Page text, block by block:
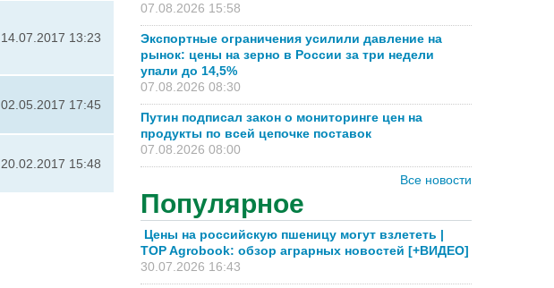
14.07.2017 13:23
02.05.2017 17:45
20.02.2017 15:48
07.08.2026 15:58
Экспортные ограничения усилили давление на
рынок: цены на зерно в России за три недели
упали до 14,5%
07.08.2026 08:30
Путин подписал закон о мониторинге цен на
продукты по всей цепочке поставок
07.08.2026 08:00
Все новости
Популярное
Цены на российскую пшеницу могут взлететь |
TOP Agrobook: обзор аграрных новостей [+ВИДЕО]
30.07.2026 16:43